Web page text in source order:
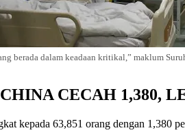
berada dalam keadaan kritikal,” maklum
CECAH 1,380,
kepada 63,851 orang dengan 1,380